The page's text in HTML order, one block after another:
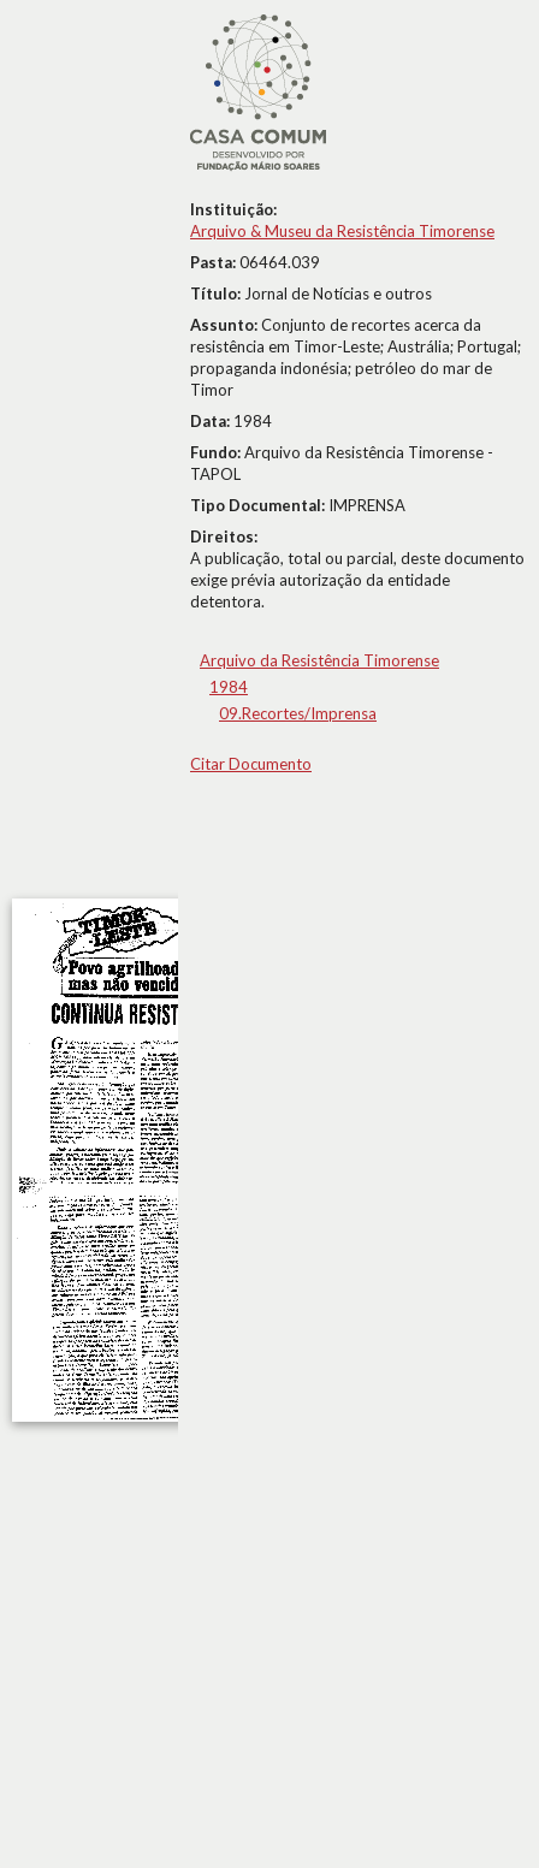
Instituição:
Arquivo & Museu da Resistência Timorense
Pasta:06464.039
Título: Jornal de Notícias e outros
Assunto:Conjunto de recortes acerca da
resistência em Timor-Leste; Austrália; Portugal;
propaganda indonésia; petróleo do mar de
Timor
Data: 1984
Fundo:Arquivo da Resistência Timorense -
TAPOL
Tipo Documental: IMPRENSA
Direitos:
A publicação, total ou parcial, deste documento
exige prévia autorização da entidade
detentora.
Arquivo da Resistência Timorense
1984
09.Recortes/Imprensa
Citar Documento